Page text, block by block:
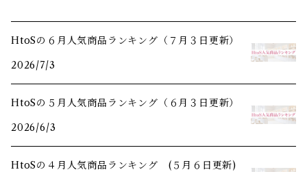
HtoSの６月人気商品ランキング（７月３日更新）
2026/7/3
HtoSの５月人気商品ランキング（６月３日更新）
2026/6/3
HtoSの４月人気商品ランキング (５月６日更新)